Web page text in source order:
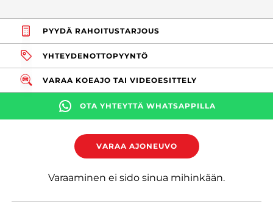
PYYDÄ RAHOITUSTARJOUS
YHTEYDENOTTOPYYNTÖ
VARAA KOEAJO TAI VIDEOESITTELY
OTA YHTEYTTÄ WHATSAPPILLA
VARAA AJONEUVO
Varaaminen ei sido sinua mihinkään.